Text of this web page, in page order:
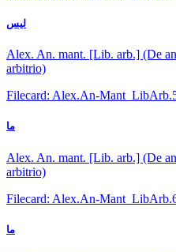
ليس
Alex. An. mant. [Lib. arb.] (De
arbitrio)
Filecard: Alex.An-
ما
Alex. An. mant. [Lib. arb.] (De
arbitrio)
Filecard: Alex.An-
ما